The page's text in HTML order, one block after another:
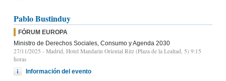
Pablo Bustinduy
FÓRUM EUROPA
Ministro de Derechos Sociales, Consumo y Agenda 2030
27/11/2025 - Madrid, Hotel Mandarin Oriental Ritz (Plaza de la Lealtad, 5) 9:15
horas
Información del evento